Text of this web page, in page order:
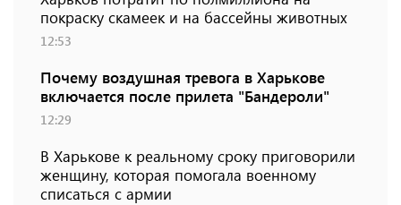
покраску скамеек и на бассейны животных
12:53
Почему воздушная тревога в Харькове
включается после прилета "Бандероли"
12:29
В Харькове к реальному сроку приговорили
женщину, которая помогала военному
списаться с армии